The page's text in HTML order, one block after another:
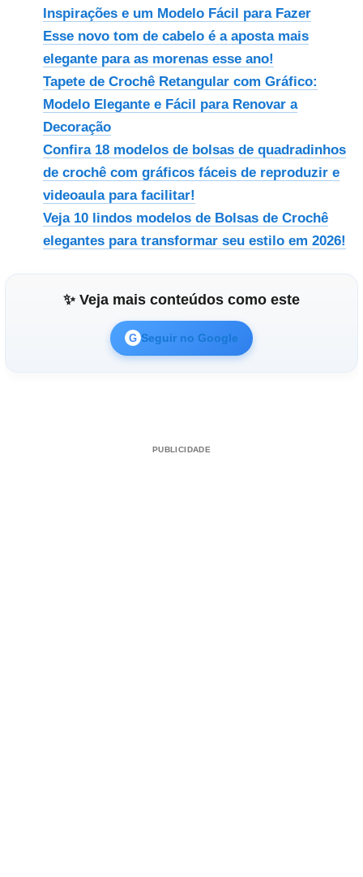
Inspirações e um Modelo Fácil para Fazer
Esse novo tom de cabelo é a aposta mais
elegante para as morenas esse ano!
Tapete de Crochê Retangular com Gráfico:
Modelo Elegante e Fácil para Renovar a
Decoração
Confira 18 modelos de bolsas de quadradinhos
de crochê com gráficos fáceis de reproduzir e
videoaula para facilitar!
Veja 10 lindos modelos de Bolsas de Crochê
elegantes para transformar seu estilo em 2026!
✨ Veja mais conteúdos como este
G Seguir no Google
PUBLICIDADE